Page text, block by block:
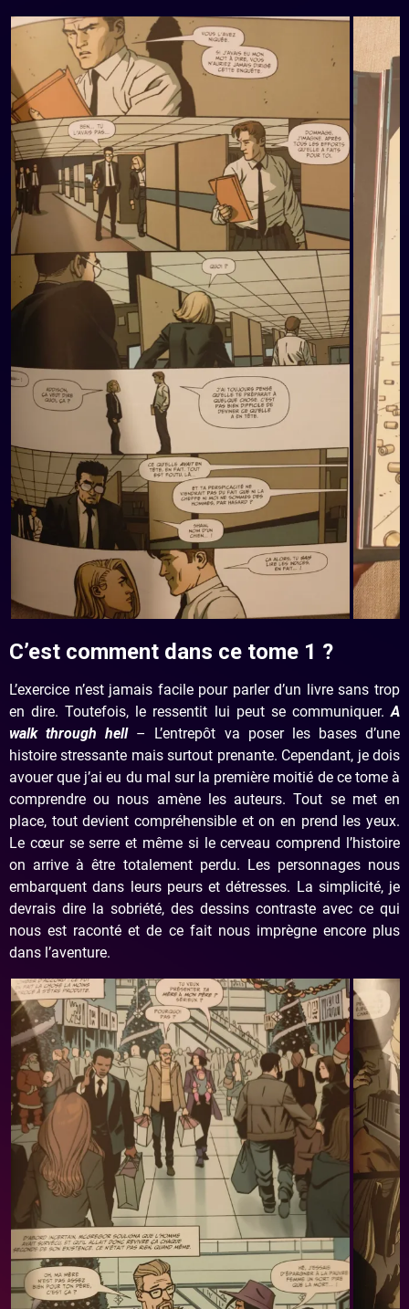
C’est comment dans ce tome 1 ?
L’exercice n’est jamais facile pour parler d’un livre sans trop
en dire. Toutefois, le ressentit lui peut se communiquer. A
walk through hell – L’entrepôt va poser les bases d’une
histoire stressante mais surtout prenante. Cependant, je dois
avouer que j’ai eu du mal sur la première moitié de ce tome à
comprendre ou nous amène les auteurs. Tout se met en
place, tout devient compréhensible et on en prend les yeux.
Le cœur se serre et même si le cerveau comprend l’histoire
on arrive à être totalement perdu. Les personnages nous
embarquent dans leurs peurs et détresses. La simplicité, je
devrais dire la sobriété, des dessins contraste avec ce qui
nous est raconté et de ce fait nous imprègne encore plus
dans l’aventure.